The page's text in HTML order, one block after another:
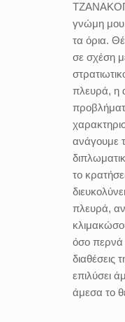
γνώμη μου,
τα όρια.
σε σχέση
πλευρά, η
ανάγουμε
το
πλευρά, αν
όσο περνά
διαθέσεις
επιλύσει
άμεσα το